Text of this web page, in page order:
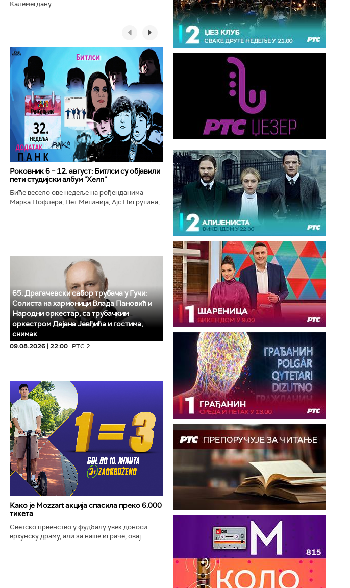
Калемегдану...
Роковник 6 – 12. август: Битлси су објавили
пети студијски албум ”Хелп”
Биће весело ове недеље на рођенданима
Марка Нофлера, Пет Метинија, Ајс Нигрутина,
65. Драгачевски сабор трубача у Гучи:
Солиста на хармоници Влада Пановић и
Народни оркестар, са трубачким
оркестром Дејана Јевђића и гостима,
снимак
09.08.2026 | 22:00 РТС 2
Како је Mozzart акција спасила преко 6.000
тикета
Светско првенство у фудбалу увек доноси
врхунску драму, али за наше играче, овај